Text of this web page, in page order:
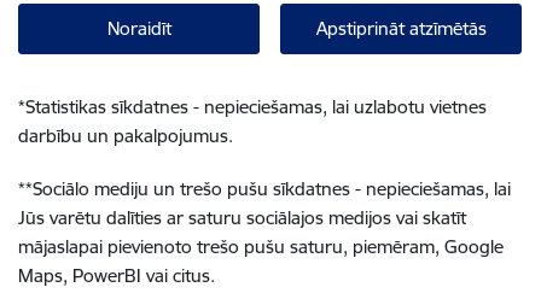
Noraidīt Apstiprināt atzīmētās
*Statistikas sīkdatnes - nepieciešamas, lai uzlabotu vietnes
darbību un pakalpojumus.
**Sociālo mediju un trešo pušu sīkdatnes - nepieciešamas, lai
Jūs varētu dalīties ar saturu sociālajos medijos vai skatīt
mājaslapai pievienoto trešo pušu saturu, piemēram, Google
Maps, PowerBI vai citus.